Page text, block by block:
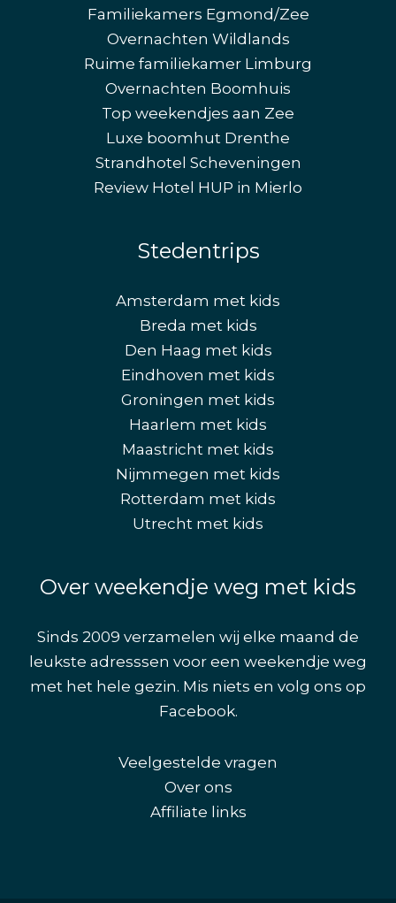
Familiekamers Egmond/Zee
Overnachten Wildlands
Ruime familiekamer Limburg
Overnachten Boomhuis
Top weekendjes aan Zee
Luxe boomhut Drenthe
Strandhotel Scheveningen
Review Hotel HUP in Mierlo
Stedentrips
Amsterdam met kids
Breda met kids
Den Haag met kids
Eindhoven met kids
Groningen met kids
Haarlem met kids
Maastricht met kids
Nijmmegen met kids
Rotterdam met kids
Utrecht met kids
Over weekendje weg met kids
Sinds 2009 verzamelen wij elke maand de
leukste adresssen voor een weekendje weg
met het hele gezin. Mis niets en volg ons op
Facebook.
Veelgestelde vragen
Over ons
Affiliate links